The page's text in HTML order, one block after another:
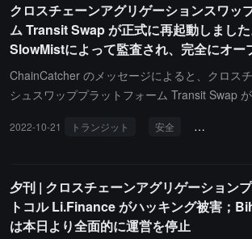
クロスチェーンアグリゲーションスワッ
ム Transit Swap が正式に再起動しまし
SlowMistによって監査され、完全にオー
ChainCatcher のメッセージによると、クロス
シュスワッププラットフォーム Transit Swap
ロジーによって契約のセキュリティ監査が完了
p は契約レベルでユーザーの権限を最適化し、
るユーザー権限の管理を廃止しました。2）
チェーンブリッジの相互作用を最適化し、クロ
2022-10-21 トランジット 安全 クロスチェ
夕刊 | クロスチェーンアグリゲーション
トコル Li.Finance がハッキング被害；
は本日より全面的に運営を停止